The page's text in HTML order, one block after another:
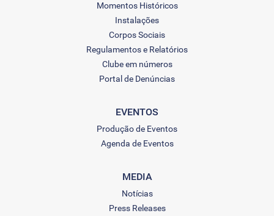
Momentos Históricos
Instalações
Corpos Sociais
Regulamentos e Relatórios
Clube em números
Portal de Denúncias
EVENTOS
Produção de Eventos
Agenda de Eventos
MEDIA
Notícias
Press Releases